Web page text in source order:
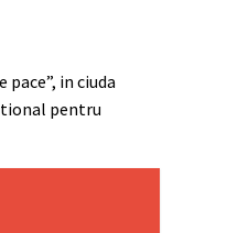
in ciuda
pentru